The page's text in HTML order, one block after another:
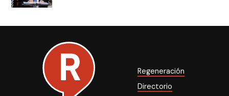
Regeneración
Directorio